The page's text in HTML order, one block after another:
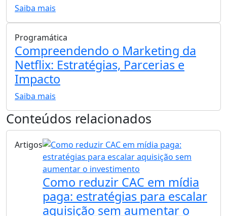
Saiba mais
Programática
Compreendendo o Marketing da
Netflix: Estratégias, Parcerias e
Impacto
Saiba mais
Conteúdos relacionados
Artigos
Como reduzir CAC em mídia
paga: estratégias para escalar
aquisição sem aumentar o